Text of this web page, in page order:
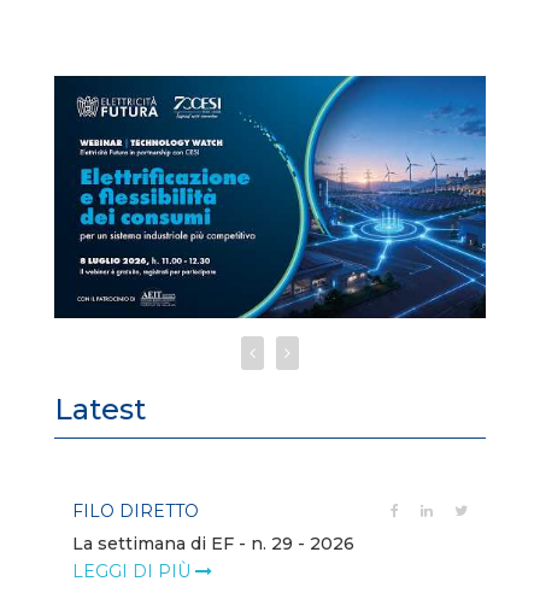
Latest
FILO DIRETTO
La settimana di EF - n. 29 - 2026
LEGGI DI PIÙ